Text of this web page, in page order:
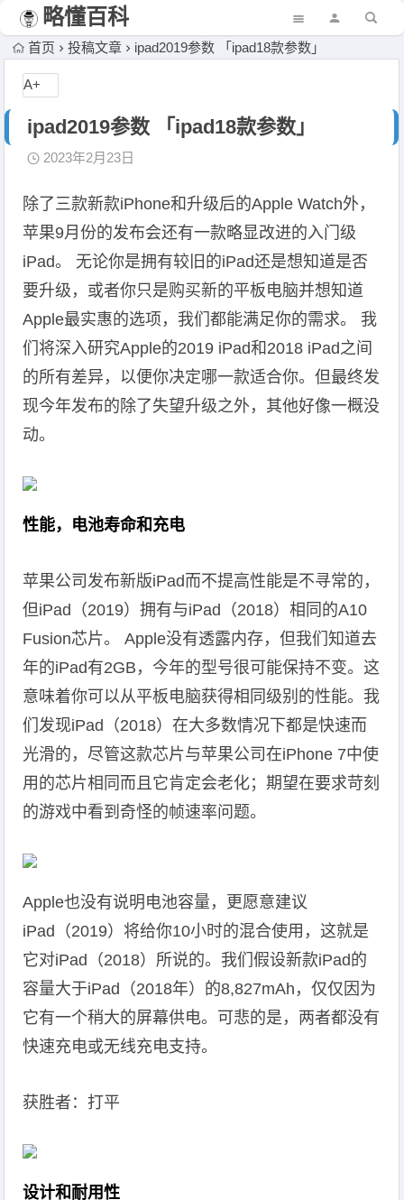
略懂百科
首页 投稿文章 ipad2019参数 「ipad18款参数」
ipad2019参数 「ipad18款参数」
2023年2月23日
除了三款新款iPhone和升级后的Apple Watch外，
苹果9月份的发布会还有一款略显改进的入门级
iPad。 无论你是拥有较旧的iPad还是想知道是否
要升级，或者你只是购买新的平板电脑并想知道
Apple最实惠的选项，我们都能满足你的需求。 我
们将深入研究Apple的2019 iPad和2018 iPad之间
的所有差异，以便你决定哪一款适合你。但最终发
现今年发布的除了失望升级之外，其他好像一概没
动。
性能，电池寿命和充电
苹果公司发布新版iPad而不提高性能是不寻常的，
但iPad（2019）拥有与iPad（2018）相同的A10
Fusion芯片。 Apple没有透露内存，但我们知道去
年的iPad有2GB，今年的型号很可能保持不变。这
意味着你可以从平板电脑获得相同级别的性能。我
们发现iPad（2018）在大多数情况下都是快速而
光滑的，尽管这款芯片与苹果公司在iPhone 7中使
用的芯片相同而且它肯定会老化；期望在要求苛刻
的游戏中看到奇怪的帧速率问题。
Apple也没有说明电池容量，更愿意建议
iPad（2019）将给你10小时的混合使用，这就是
它对iPad（2018）所说的。我们假设新款iPad的
容量大于iPad（2018年）的8,827mAh，仅仅因为
它有一个稍大的屏幕供电。可悲的是，两者都没有
快速充电或无线充电支持。
获胜者：打平
设计和耐用性
A+